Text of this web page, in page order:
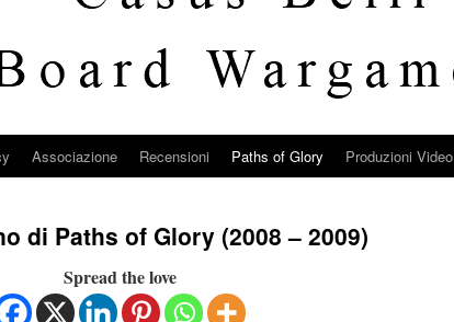
Associazione Recensioni Paths of Glory Produzioni Video
di Paths of Glory (2008 – 2009)
Spread the love